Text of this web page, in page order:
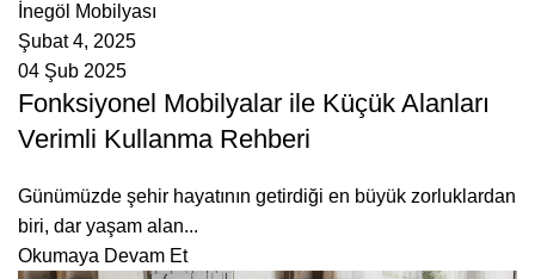
İnegöl Mobilyası
Şubat 4, 2025
04 Şub 2025
Fonksiyonel Mobilyalar ile Küçük Alanları
Verimli Kullanma Rehberi
Günümüzde şehir hayatının getirdiği en büyük zorluklardan
biri, dar yaşam alan...
Okumaya Devam Et